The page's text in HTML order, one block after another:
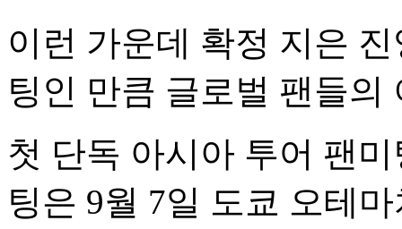
이런 가운데 확정 지은
팅인 만큼 글로벌 팬들의
첫 단독 아시아 투어 팬
팅은 9월 7일 도쿄 오테